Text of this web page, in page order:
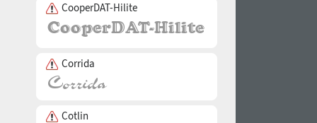
CooperDAT-Hilite
Corrida
Cotlin